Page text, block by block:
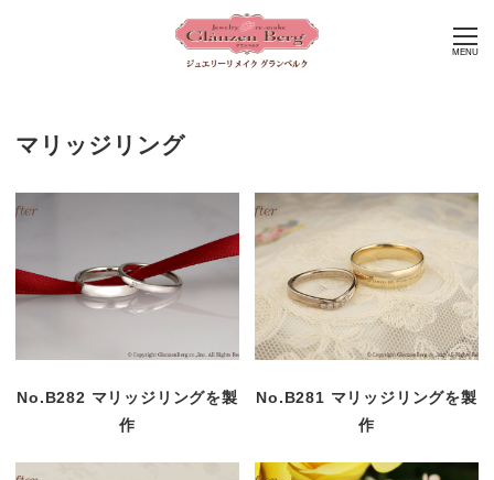
MENU
マリッジリング
No.B282 マリッジリングを製
作
No.B281 マリッジリングを製
作